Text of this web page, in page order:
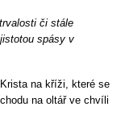
či stále
spásy v
na kříži, které se
na oltář ve chvíli